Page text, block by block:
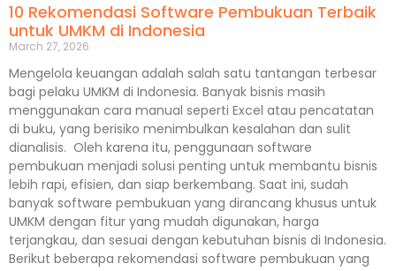
10 Rekomendasi Software Pembukuan Terbaik
untuk UMKM di Indonesia
March 27, 2026
Mengelola keuangan adalah salah satu tantangan terbesar
bagi pelaku UMKM di Indonesia. Banyak bisnis masih
menggunakan cara manual seperti Excel atau pencatatan
di buku, yang berisiko menimbulkan kesalahan dan sulit
dianalisis. Oleh karena itu, penggunaan software
pembukuan menjadi solusi penting untuk membantu bisnis
lebih rapi, efisien, dan siap berkembang. Saat ini, sudah
banyak software pembukuan yang dirancang khusus untuk
UMKM dengan fitur yang mudah digunakan, harga
terjangkau, dan sesuai dengan kebutuhan bisnis di Indonesia.
Berikut beberapa rekomendasi software pembukuan yang